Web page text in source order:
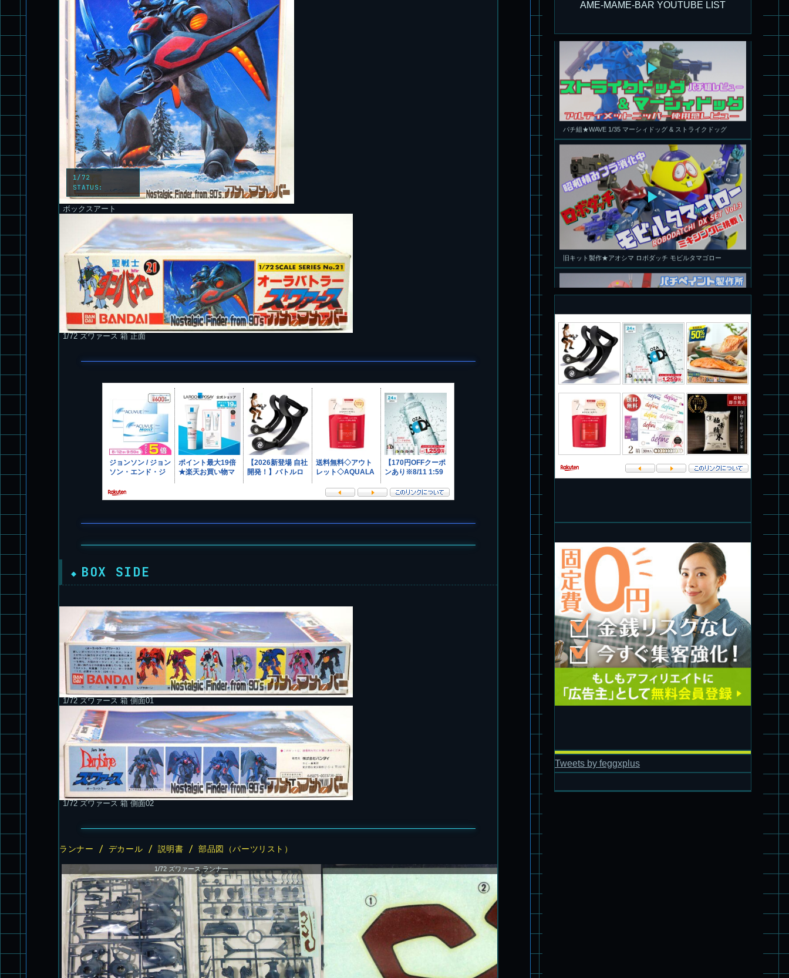
1/72
STATUS:
ボックスアート
1/72 ズワァース 箱 正面
BOX SIDE
1/72 ズワァース 箱 側面01
1/72 ズワァース 箱 側面02
ランナー / デカール / 説明書 / 部品図（パーツリスト）
1/72 ズワァース ランナー
AME-MAME-BAR YOUTUBE LIST
パチ組★WAVE 1/35 マーシィドッグ & ストライクドッグ
旧キット製作★アオシマ ロボダッチ モビルタマゴロー
パチ組塗装★バンダイ HG スコープドッグ拡張セット3～5
ブルーティッシュドッグ &
スコープドッグ サンサ戦 リーマン少佐機
旧キット制作★バンダイ 1/144 ドラグナー3型
パチ組塗装★バンダイ HG バーグラリードッグ
Tweets by feggxplus